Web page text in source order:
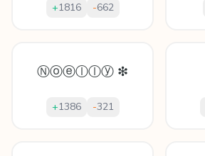
+1816 -662
Ⓝⓞⓔⓛⓛⓨ ❇
+1386 -321